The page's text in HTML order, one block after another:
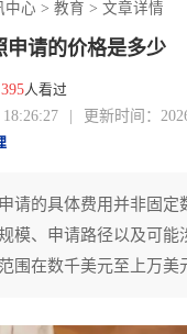
中心 > 教育 > 文章详情
申请的价格是多少
395人看过
更新时间：
请的具体费用并非固定
模、申请路径以及可能
围在数千美元至上万美